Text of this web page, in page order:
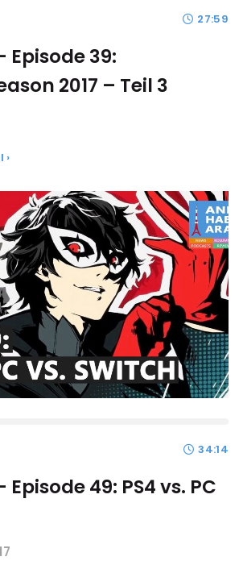
27:59
Episode 39:
2017 – Teil 3
›
34:14
49: PS4 vs. PC